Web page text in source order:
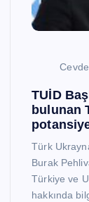
TUİD
bulunan
Türk
Burak
Türkiye ve
hakkında